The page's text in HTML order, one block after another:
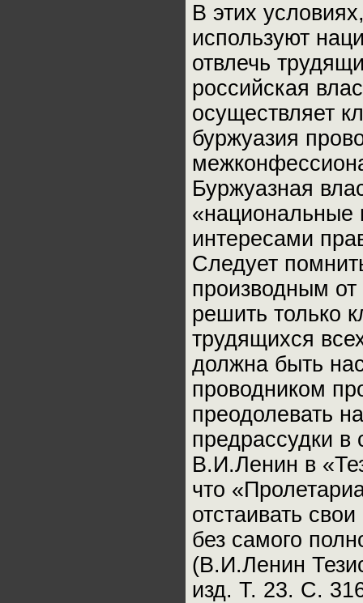
В этих
используют
отвлечь
российская
осуществляет
буржуазия
Буржуазная
«национальные
интересами
Следует
производным
решить только
трудящихся
должна быть
проводником
преодолевать
предрассудки
В.И.Ленин в
что
отстаивать
без самого
(В.И.Ленин
изд. Т. 23. С.